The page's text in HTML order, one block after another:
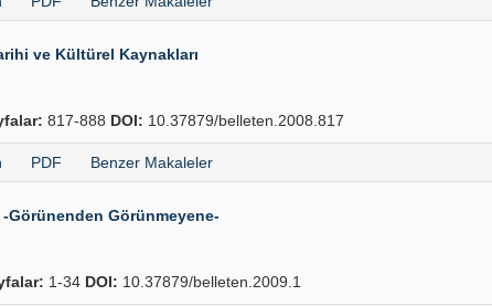
ve Kültürel Kaynakları
817-888 DOI: 10.37879/belleten.2008.817
PDF Benzer Makaleler
Görünenden Görünmeyene-
1-34 DOI: 10.37879/belleten.2009.1